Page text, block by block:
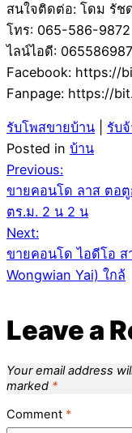
สนใจติดต่อ: โดม รัช
โทร: 065-586-9872
ไลน์ไอดี:
Facebook: https://
Fanpage: https://
รับโพสขายบ้าน
รับ
Posted in บ้าน
Post
Previous:
ขายคอนโด ลาส ตอ
ตร.ม. 2 น 2 น
Next:
ขายคอนโด ไอดีโอ ส
Wongwian Yai) ใกล้
Leave a
Your email address
marked *
Comment *